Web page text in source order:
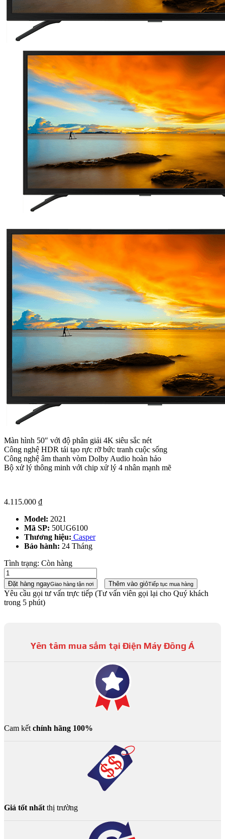
Màn hình 50″ với độ phân giải 4K siêu sắc nét
Công nghệ HDR tái tạo rực rỡ bức tranh cuộc sống
Công nghệ âm thanh vòm Dolby Audio hoàn hảo
Bộ xử lý thông minh với chip xử lý 4 nhân mạnh mẽ
4.115.000 ₫
Model: 2021
Mã SP: 50UG6100
Thương hiệu: Casper
Bảo hành: 24 Tháng
Tình trạng: Còn hàng
Đặt hàng ngayGiao hàng tận nơi Thêm vào giỏTiếp tục mua hàng
Yêu cầu gọi tư vấn trực tiếp (Tư vấn viên gọi lại cho Quý khách
trong 5 phút)
Yên tâm mua sắm tại Điện Máy Đông Á
Cam kết chính hãng 100%
Giá tốt nhất thị trường